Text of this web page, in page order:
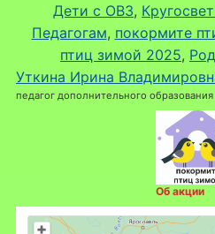
Дети с ОВЗ,
Педагогам, покормите
птиц зимой 2025,
Уткина Ирина
педагог дополнительного образования
Об акции